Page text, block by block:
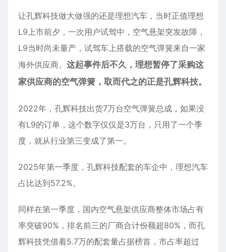
让孔辉科技做大做强的还是理想汽车，当时正值理想
L9上市前夕，一次用户试驾中，空气悬架突发故障，
L9当时尚未量产，试驾车上搭载的空气弹簧来自一家
海外供应商。 这起事件后不久，理想暂停了采购这
家供应商的空气弹簧，取而代之的正是孔辉科技。
2022年，孔辉科技出货7万台空气弹簧总成，如果没
有L9的订单，这个数字仅仅是3万台，只用了一个季
度，就从行业第三变成了第一。
2025年第一季度，孔辉科技配套的车企中，理想汽车
占比达到57.2%。
同样在第一季度，国内空气悬架供应商整体市场占有
率突破90%，排名前三的厂商合计份额超80%，而孔
辉科技凭借着5.7万的配套量占据榜首，市占率超过